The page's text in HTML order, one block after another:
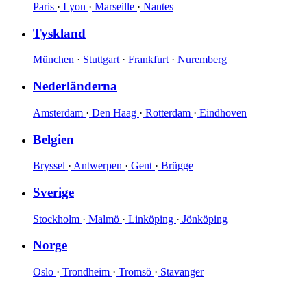
Paris · Lyon · Marseille · Nantes
Tyskland
München · Stuttgart · Frankfurt · Nuremberg
Nederländerna
Amsterdam · Den Haag · Rotterdam · Eindhoven
Belgien
Bryssel · Antwerpen · Gent · Brügge
Sverige
Stockholm · Malmö · Linköping · Jönköping
Norge
Oslo · Trondheim · Tromsö · Stavanger